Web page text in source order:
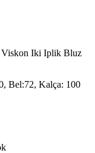
Viskon Iki Iplik Bluz
Bel:72, Kalça: 100